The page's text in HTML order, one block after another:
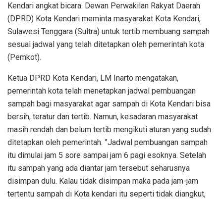
Kendari angkat bicara. Dewan Perwakilan Rakyat Daerah
(DPRD) Kota Kendari meminta masyarakat Kota Kendari,
Sulawesi Tenggara (Sultra) untuk tertib membuang sampah
sesuai jadwal yang telah ditetapkan oleh pemerintah kota
(Pemkot).
Ketua DPRD Kota Kendari, LM Inarto mengatakan,
pemerintah kota telah menetapkan jadwal pembuangan
sampah bagi masyarakat agar sampah di Kota Kendari bisa
bersih, teratur dan tertib. Namun, kesadaran masyarakat
masih rendah dan belum tertib mengikuti aturan yang sudah
ditetapkan oleh pemerintah. ”Jadwal pembuangan sampah
itu dimulai jam 5 sore sampai jam 6 pagi esoknya. Setelah
itu sampah yang ada diantar jam tersebut seharusnya
disimpan dulu. Kalau tidak disimpan maka pada jam-jam
tertentu sampah di Kota kendari itu seperti tidak diangkut,